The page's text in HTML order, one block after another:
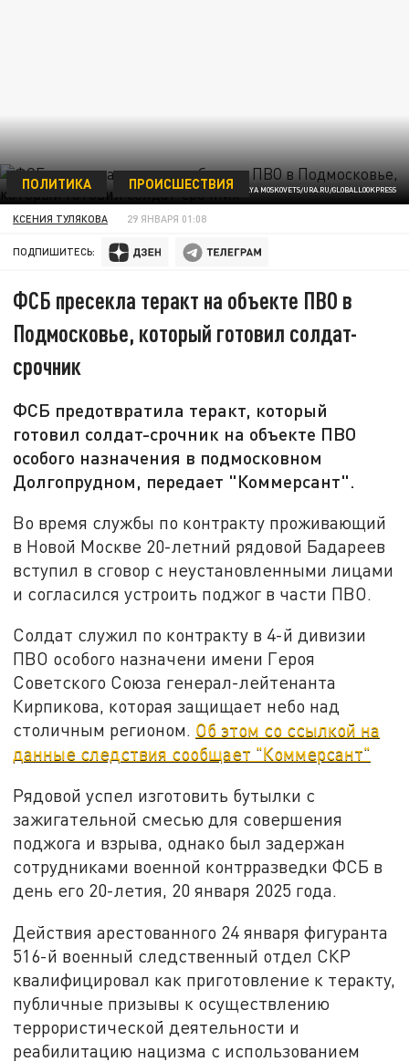
ФОТО: ILYA MOSKOVETS/URA.RU/GLOBALLOOKPRESS
ПОЛИТИКА ПРОИСШЕСТВИЯ
КСЕНИЯ ТУЛЯКОВА 29 ЯНВАРЯ 01:08
ПОДПИШИТЕСЬ:
ФСБ пресекла теракт на объекте ПВО в
Подмосковье, который готовил солдат-
срочник
ФСБ предотвратила теракт, который
готовил солдат-срочник на объекте ПВО
особого назначения в подмосковном
Долгопрудном, передает "Коммерсант".
Во время службы по контракту проживающий
в Новой Москве 20-летний рядовой Бадареев
вступил в сговор с неустановленными лицами
и согласился устроить поджог в части ПВО.
Солдат служил по контракту в 4-й дивизии
ПВО особого назначени имени Героя
Советского Союза генерал-лейтенанта
Кирпикова, которая защищает небо над
столичным регионом. Об этом со ссылкой на
данные следствия сообщает "Коммерсант"
Рядовой успел изготовить бутылки с
зажигательной смесью для совершения
поджога и взрыва, однако был задержан
сотрудниками военной контрразведки ФСБ в
день его 20-летия, 20 января 2025 года.
Действия арестованного 24 января фигуранта
516-й военный следственный отдел СКР
квалифицировал как приготовление к теракту,
публичные призывы к осуществлению
террористической деятельности и
реабилитацию нацизма с использованием